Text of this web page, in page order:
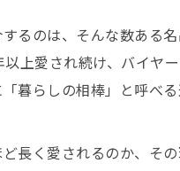
るのは、そんな数ある
以上愛され続け、バイヤ
暮らしの相棒」と呼べる
長く愛されるのか、そ